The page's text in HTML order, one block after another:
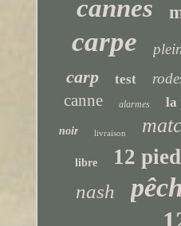
cannes
carpe
carp test
canne alarmes la
noir livraison
libre 12
nash